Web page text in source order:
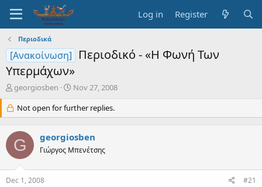
Log in Register
Περιοδικά
[Ανακοίνωση]
Περιοδικό - «Η Φωνή Των
Υπερμάχων»
T
r
e
a
d
s
t
a
r
georgiosben
S
a
r
d
a
e
Nov 27, 2008
Not open for further replies.
G georgiosben
Γιώργος Μπενέτσης
Dec 1, 2008 #21